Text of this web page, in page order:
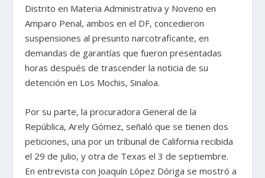
Distrito en Materia Administrativa y Noveno en
Amparo Penal, ambos en el DF, concedieron
suspensiones al presunto narcotraficante, en
demandas de garantías que fueron presentadas
horas después de trascender la noticia de su
detención en Los Mochis, Sinaloa.
Por su parte, la procuradora General de la
República, Arely Gómez, señaló que se tienen dos
peticiones, una por un tribunal de California recibida
el 29 de julio, y otra de Texas el 3 de septiembre.
En entrevista con Joaquín López Dóriga se mostró a